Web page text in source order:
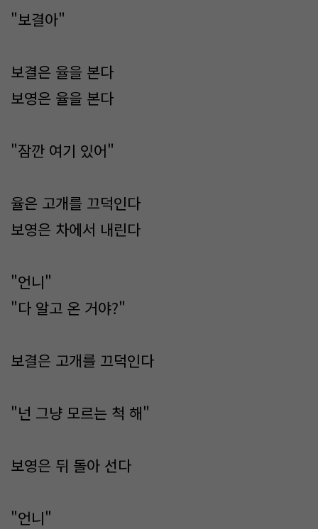
"보결아"
보결은 율을 본다
보영은 율을 본다
"잠깐 여기 있어"
율은 고개를 끄덕인다
보영은 차에서 내린다
"언니"
"다 알고 온 거야?"
보결은 고개를 끄덕인다
"넌 그냥 모르는 척 해"
보영은 뒤 돌아 선다
"언니"